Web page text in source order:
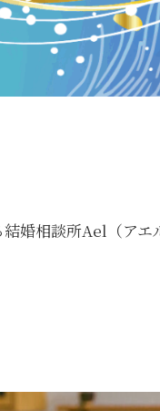
婚相談所Ael（アエ